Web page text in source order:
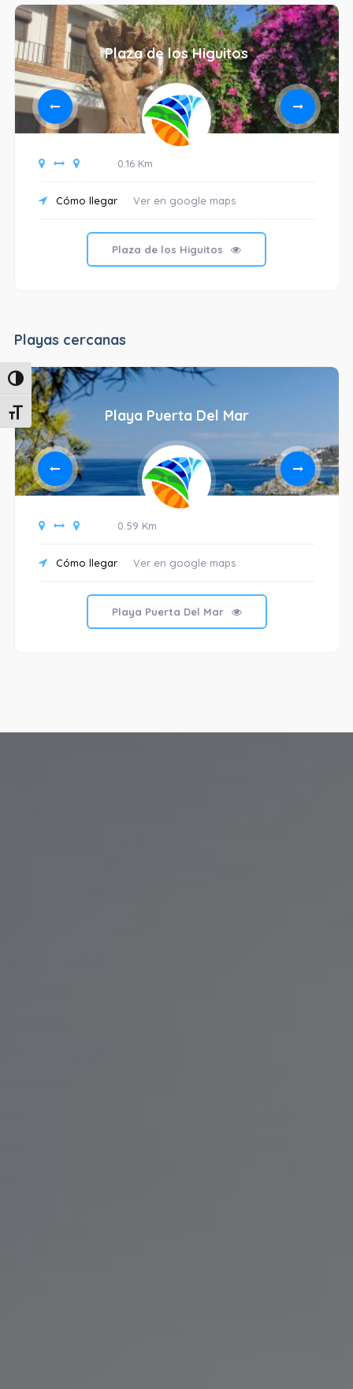
Alternar alto contraste
Alternar tamaño de letra
Plaza de los Higuitos
0.16 Km
Cómo llegar Ver en google maps
Plaza de los Higuitos
Playas cercanas
Playa Puerta Del Mar
0.59 Km
Cómo llegar Ver en google maps
Playa Puerta Del Mar